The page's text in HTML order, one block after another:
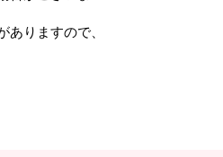
りますので、